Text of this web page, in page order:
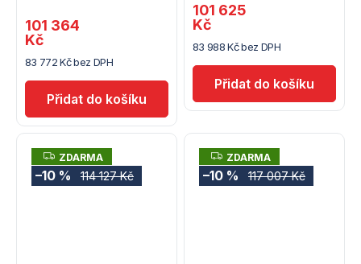
83 772 Kč bez DPH
101 364
Kč
83 988 Kč bez DPH
101 625
Kč
Z
D
A
R
ZDARMA
114 127 Kč
–10 %
Z
D
A
R
ZDARMA
117 007 Kč
–10 %